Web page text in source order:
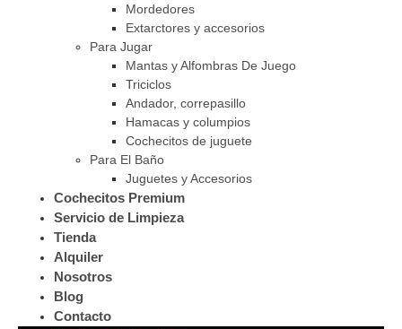
Mordedores
Extarctores y accesorios
Para Jugar
Mantas y Alfombras De Juego
Triciclos
Andador, correpasillo
Hamacas y columpios
Cochecitos de juguete
Para El Baño
Juguetes y Accesorios
Cochecitos Premium
Servicio de Limpieza
Tienda
Alquiler
Nosotros
Blog
Contacto